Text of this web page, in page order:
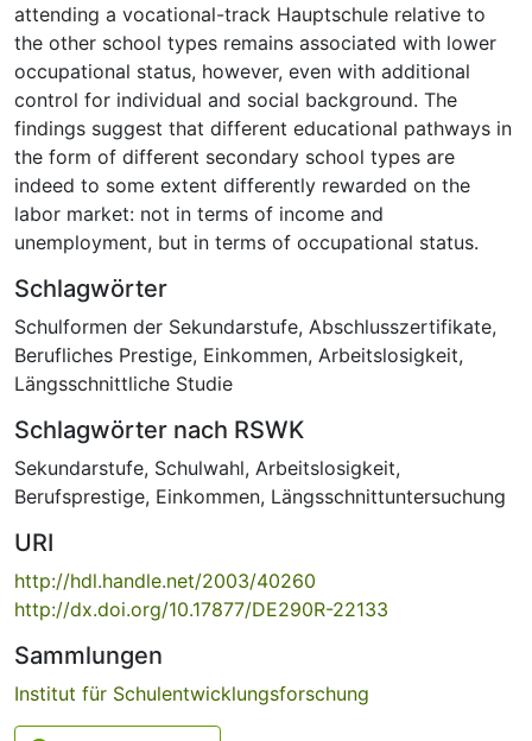
attending a vocational-track Hauptschule relative to
the other school types remains associated with lower
occupational status, however, even with additional
control for individual and social background. The
findings suggest that different educational pathways in
the form of different secondary school types are
indeed to some extent differently rewarded on the
labor market: not in terms of income and
unemployment, but in terms of occupational status.
Schlagwörter
Schulformen der Sekundarstufe, Abschlusszertifikate,
Berufliches Prestige, Einkommen, Arbeitslosigkeit,
Längsschnittliche Studie
Schlagwörter nach RSWK
Sekundarstufe, Schulwahl, Arbeitslosigkeit,
Berufsprestige, Einkommen, Längsschnittuntersuchung
URI
http://hdl.handle.net/2003/40260
http://dx.doi.org/10.17877/DE290R-22133
Sammlungen
Institut für Schulentwicklungsforschung